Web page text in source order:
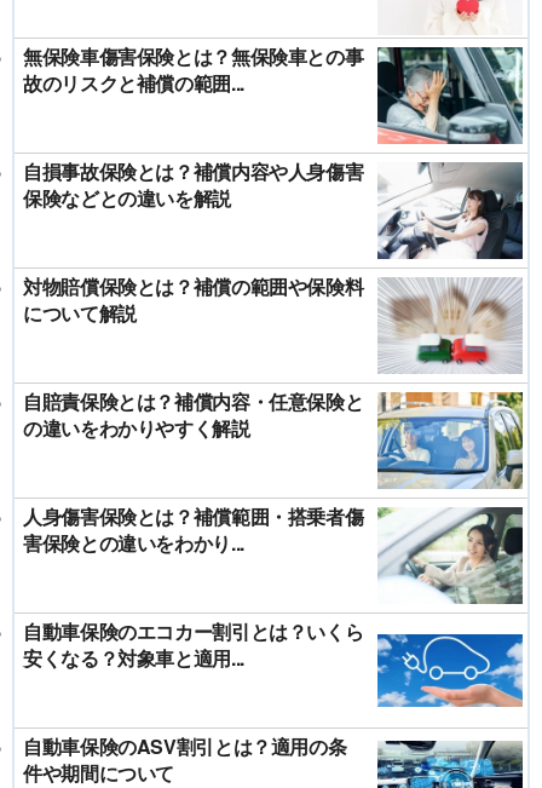
無保険車傷害保険とは？無保険車との事
故のリスクと補償の範囲...
自損事故保険とは？補償内容や人身傷害
保険などとの違いを解説
対物賠償保険とは？補償の範囲や保険料
について解説
自賠責保険とは？補償内容・任意保険と
の違いをわかりやすく解説
人身傷害保険とは？補償範囲・搭乗者傷
害保険との違いをわかり...
自動車保険のエコカー割引とは？いくら
安くなる？対象車と適用...
自動車保険のASV割引とは？適用の条
件や期間について